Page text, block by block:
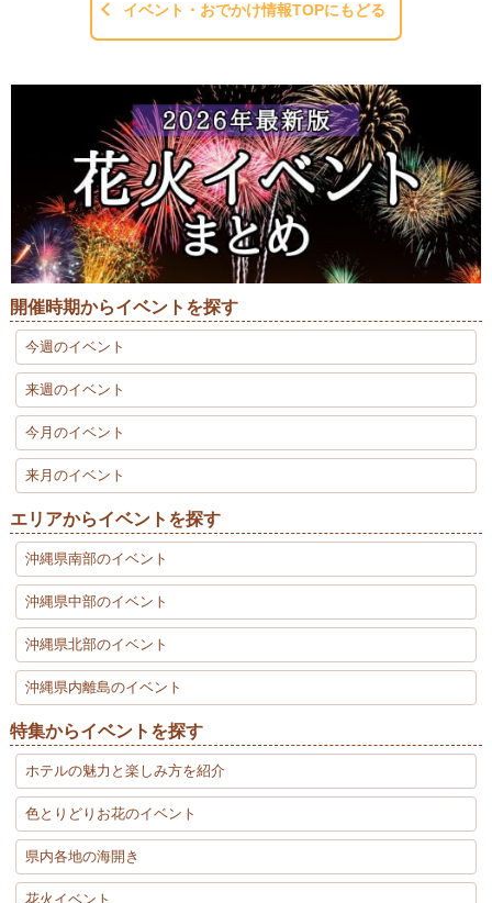
イベント・おでかけ情報TOPにもどる
開催時期からイベントを探す
今週のイベント
来週のイベント
今月のイベント
来月のイベント
エリアからイベントを探す
沖縄県南部のイベント
沖縄県中部のイベント
沖縄県北部のイベント
沖縄県内離島のイベント
特集からイベントを探す
ホテルの魅力と楽しみ方を紹介
色とりどりお花のイベント
県内各地の海開き
花火イベント